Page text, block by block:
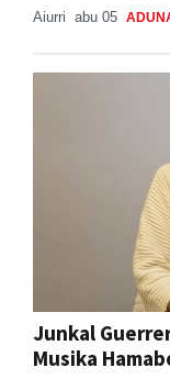
Aiurri abu 05
Junkal
Musika